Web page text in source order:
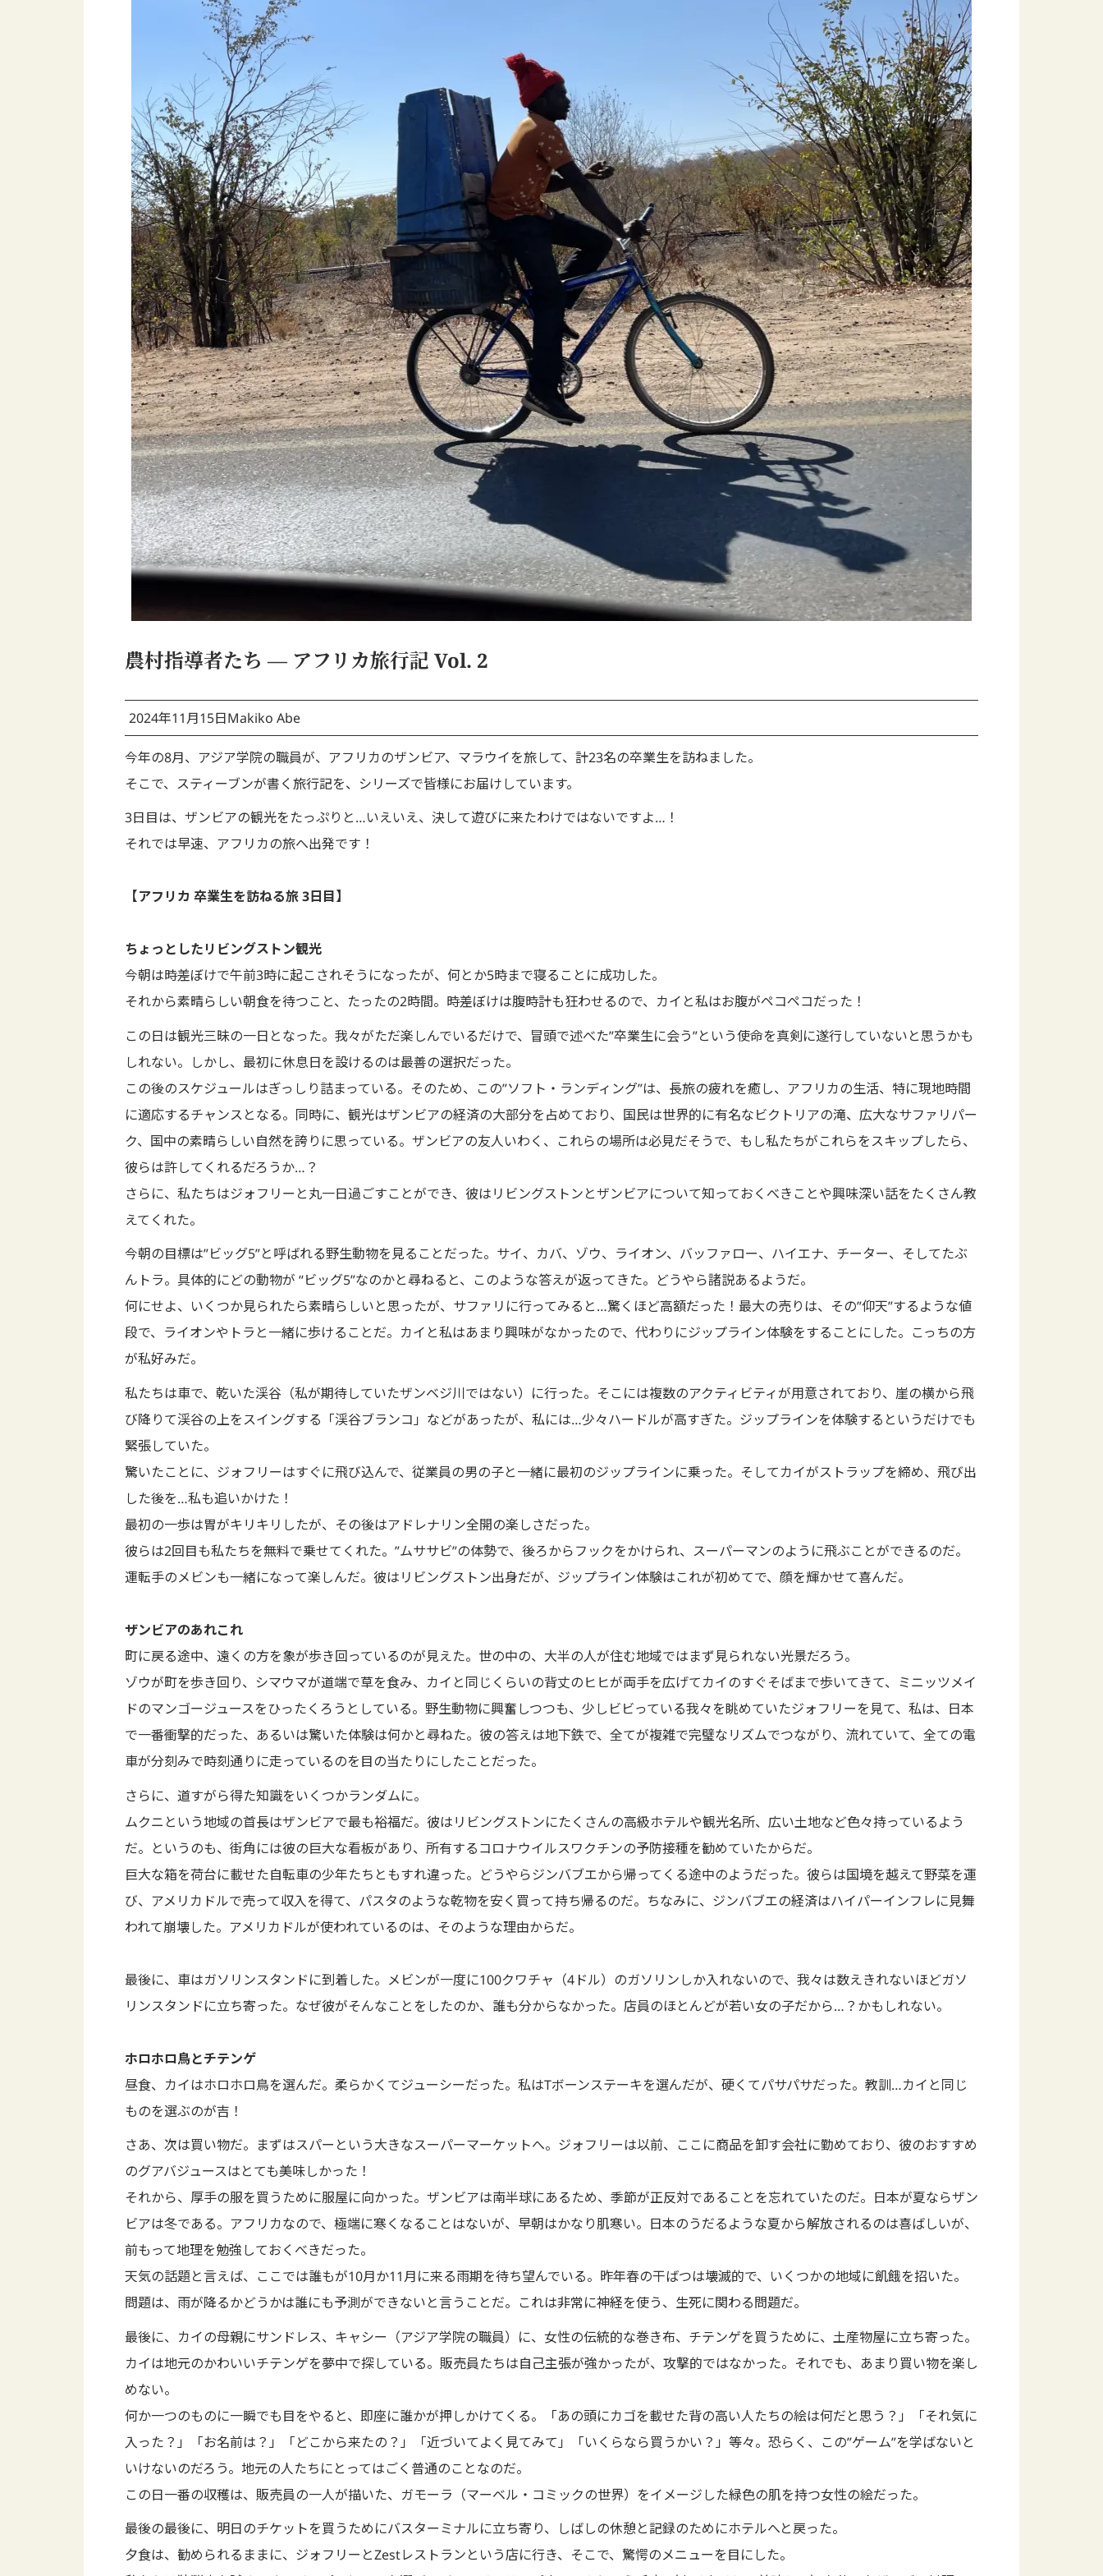
農村指導者たち ― アフリカ旅行記 Vol. 2
2024年11月15日Makiko Abe
今年の8月、アジア学院の職員が、アフリカのザンビア、マラウイを旅して、計23名の卒業生を訪ねました。
そこで、スティーブンが書く旅行記を、シリーズで皆様にお届けしています。
3日目は、ザンビアの観光をたっぷりと…いえいえ、決して遊びに来たわけではないですよ…！
それでは早速、アフリカの旅へ出発です！
【アフリカ 卒業生を訪ねる旅 3日目】
ちょっとしたリビングストン観光
今朝は時差ぼけで午前3時に起こされそうになったが、何とか5時まで寝ることに成功した。
それから素晴らしい朝食を待つこと、たったの2時間。時差ぼけは腹時計も狂わせるので、カイと私はお腹がペコペコだった！
この日は観光三昧の一日となった。我々がただ楽しんでいるだけで、冒頭で述べた”卒業生に会う”という使命を真剣に遂行していないと思うかも
しれない。しかし、最初に休息日を設けるのは最善の選択だった。
この後のスケジュールはぎっしり詰まっている。そのため、この”ソフト・ランディング”は、長旅の疲れを癒し、アフリカの生活、特に現地時間
に適応するチャンスとなる。同時に、観光はザンビアの経済の大部分を占めており、国民は世界的に有名なビクトリアの滝、広大なサファリパー
ク、国中の素晴らしい自然を誇りに思っている。ザンビアの友人いわく、これらの場所は必見だそうで、もし私たちがこれらをスキップしたら、
彼らは許してくれるだろうか…？
さらに、私たちはジォフリーと丸一日過ごすことができ、彼はリビングストンとザンビアについて知っておくべきことや興味深い話をたくさん教
えてくれた。
今朝の目標は”ビッグ5”と呼ばれる野生動物を見ることだった。サイ、カバ、ゾウ、ライオン、バッファロー、ハイエナ、チーター、そしてたぶ
んトラ。具体的にどの動物が “ビッグ5”なのかと尋ねると、このような答えが返ってきた。どうやら諸説あるようだ。
何にせよ、いくつか見られたら素晴らしいと思ったが、サファリに行ってみると…驚くほど高額だった！最大の売りは、その”仰天”するような値
段で、ライオンやトラと一緒に歩けることだ。カイと私はあまり興味がなかったので、代わりにジップライン体験をすることにした。こっちの方
が私好みだ。
私たちは車で、乾いた渓谷（私が期待していたザンベジ川ではない）に行った。そこには複数のアクティビティが用意されており、崖の横から飛
び降りて渓谷の上をスイングする「渓谷ブランコ」などがあったが、私には…少々ハードルが高すぎた。ジップラインを体験するというだけでも
緊張していた。
驚いたことに、ジォフリーはすぐに飛び込んで、従業員の男の子と一緒に最初のジップラインに乗った。そしてカイがストラップを締め、飛び出
した後を…私も追いかけた！
最初の一歩は胃がキリキリしたが、その後はアドレナリン全開の楽しさだった。
彼らは2回目も私たちを無料で乗せてくれた。”ムササビ”の体勢で、後ろからフックをかけられ、スーパーマンのように飛ぶことができるのだ。
運転手のメビンも一緒になって楽しんだ。彼はリビングストン出身だが、ジップライン体験はこれが初めてで、顔を輝かせて喜んだ。
ザンビアのあれこれ
町に戻る途中、遠くの方を象が歩き回っているのが見えた。世の中の、大半の人が住む地域ではまず見られない光景だろう。
ゾウが町を歩き回り、シマウマが道端で草を食み、カイと同じくらいの背丈のヒヒが両手を広げてカイのすぐそばまで歩いてきて、ミニッツメイ
ドのマンゴージュースをひったくろうとしている。野生動物に興奮しつつも、少しビビっている我々を眺めていたジォフリーを見て、私は、日本
で一番衝撃的だった、あるいは驚いた体験は何かと尋ねた。彼の答えは地下鉄で、全てが複雑で完璧なリズムでつながり、流れていて、全ての電
車が分刻みで時刻通りに走っているのを目の当たりにしたことだった。
さらに、道すがら得た知識をいくつかランダムに。
ムクニという地域の首長はザンビアで最も裕福だ。彼はリビングストンにたくさんの高級ホテルや観光名所、広い土地など色々持っているよう
だ。というのも、街角には彼の巨大な看板があり、所有するコロナウイルスワクチンの予防接種を勧めていたからだ。
巨大な箱を荷台に載せた自転車の少年たちともすれ違った。どうやらジンバブエから帰ってくる途中のようだった。彼らは国境を越えて野菜を運
び、アメリカドルで売って収入を得て、パスタのような乾物を安く買って持ち帰るのだ。ちなみに、ジンバブエの経済はハイパーインフレに見舞
われて崩壊した。アメリカドルが使われているのは、そのような理由からだ。
最後に、車はガソリンスタンドに到着した。メビンが一度に100クワチャ（4ドル）のガソリンしか入れないので、我々は数えきれないほどガソ
リンスタンドに立ち寄った。なぜ彼がそんなことをしたのか、誰も分からなかった。店員のほとんどが若い女の子だから…？かもしれない。
ホロホロ鳥とチテンゲ
昼食、カイはホロホロ鳥を選んだ。柔らかくてジューシーだった。私はTボーンステーキを選んだが、硬くてパサパサだった。教訓…カイと同じ
ものを選ぶのが吉！
さあ、次は買い物だ。まずはスパーという大きなスーパーマーケットへ。ジォフリーは以前、ここに商品を卸す会社に勤めており、彼のおすすめ
のグアバジュースはとても美味しかった！
それから、厚手の服を買うために服屋に向かった。ザンビアは南半球にあるため、季節が正反対であることを忘れていたのだ。日本が夏ならザン
ビアは冬である。アフリカなので、極端に寒くなることはないが、早朝はかなり肌寒い。日本のうだるような夏から解放されるのは喜ばしいが、
前もって地理を勉強しておくべきだった。
天気の話題と言えば、ここでは誰もが10月か11月に来る雨期を待ち望んでいる。昨年春の干ばつは壊滅的で、いくつかの地域に飢餓を招いた。
問題は、雨が降るかどうかは誰にも予測ができないと言うことだ。これは非常に神経を使う、生死に関わる問題だ。
最後に、カイの母親にサンドレス、キャシー（アジア学院の職員）に、女性の伝統的な巻き布、チテンゲを買うために、土産物屋に立ち寄った。
カイは地元のかわいいチテンゲを夢中で探している。販売員たちは自己主張が強かったが、攻撃的ではなかった。それでも、あまり買い物を楽し
めない。
何か一つのものに一瞬でも目をやると、即座に誰かが押しかけてくる。「あの頭にカゴを載せた背の高い人たちの絵は何だと思う？」「それ気に
入った？」「お名前は？」「どこから来たの？」「近づいてよく見てみて」「いくらなら買うかい？」等々。恐らく、この”ゲーム”を学ばないと
いけないのだろう。地元の人たちにとってはごく普通のことなのだ。
この日一番の収穫は、販売員の一人が描いた、ガモーラ（マーベル・コミックの世界）をイメージした緑色の肌を持つ女性の絵だった。
最後の最後に、明日のチケットを買うためにバスターミナルに立ち寄り、しばしの休憩と記録のためにホテルへと戻った。
夕食は、勧められるままに、ジォフリーとZestレストランという店に行き、そこで、驚愕のメニューを目にした。